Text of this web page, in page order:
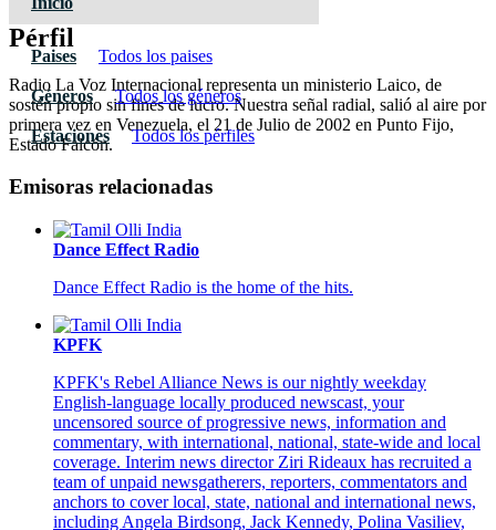
Paises Todos los paises
Géneros Todos los géneros
Estaciones Todos los pérfiles
Pérfil
Radio La Voz Internacional representa un ministerio Laico, de
sostén propio sin fines de lucro. Nuestra señal radial, salió al aire por
primera vez en Venezuela, el 21 de Julio de 2002 en Punto Fijo,
Estado Falcón.
Emisoras relacionadas
Dance Effect Radio
Dance Effect Radio is the home of the hits.
KPFK
KPFK's Rebel Alliance News is our nightly weekday
English-language locally produced newscast, your
uncensored source of progressive news, information and
commentary, with international, national, state-wide and local
coverage. Interim news director Ziri Rideaux has recruited a
team of unpaid newsgatherers, reporters, commentators and
anchors to cover local, state, national and international news,
including Angela Birdsong, Jack Kennedy, Polina Vasiliev,